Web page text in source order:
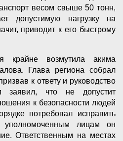
весом свыше 50 тонн,
допустимую нагрузку на
приводит к его быстрому
крайне возмутила акима
Глава региона собрал
к ответу и руководство
заявил, что не допустит
к безопасности людей
потребовал исправить
лицам он
Ответственным на местах